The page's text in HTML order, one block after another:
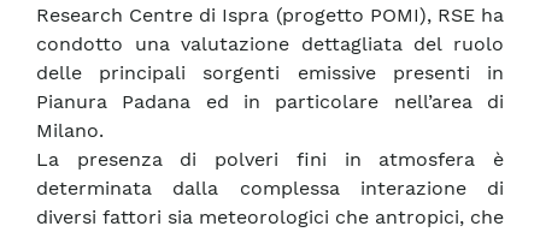
Research Centre di Ispra (progetto POMI), RSE ha
condotto una valutazione dettagliata del ruolo
delle principali sorgenti emissive presenti in
Pianura Padana ed in particolare nell’area di
Milano.
La presenza di polveri fini in atmosfera è
determinata dalla complessa interazione di
diversi fattori sia meteorologici che antropici, che